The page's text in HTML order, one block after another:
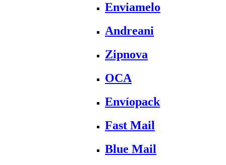
Enviamelo
Andreani
Zipnova
OCA
Envíopack
Fast Mail
Blue Mail